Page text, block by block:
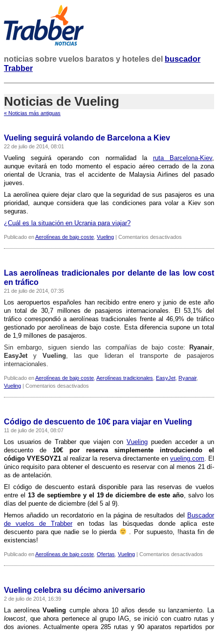
noticias sobre vuelos baratos y hoteles del
buscador
Trabber
Noticias de Vueling
« Noticias más antiguas
Vueling seguirá volando de Barcelona a Kiev
22 de julio de 2014, 08:01
Vueling seguirá operando con normalidad la ruta Barcelona-Kiev,
aunque evitará en todo momento el espacio aéreo cerrado de la zona
oriental de Ucrania, tras el accidente de Malaysia Airlines del pasado
jueves.
La aerolí­nea quiere dejar claro que la seguridad de sus pasajeros es una
prioridad, aunque considera que las condiciones para volar a Kiev son
seguras.
¿Cuál es la situación en Ucrania para viajar?
Publicado enAerolíneas de bajo coste Vueling | Comentarios desactivados
Barcelona
Las aerolí­neas tradicionales por delante de las low cost
en tráfico
21 de julio de 2014, 07:35
Los aeropuertos españoles han recibido entre enero y junio de este año
un total de 30,7 millones de pasajeros internacionales. El 53,1% del
tráfico correspondió a aerolí­neas tradicionales frente al 46,9% de tráfico
gestionado por aerolí­neas de bajo coste. Esta diferencia supone un total
de 1,9 millones de pasajeros.
Sin embargo, siguen siendo las compañí­as de bajo coste:
Ryanair,
EasyJetyVueling, las que lideran el transporte de pasajeros
internacionales.
Publicado enAerolíneas de bajo coste Aerolíneas tradicionales EasyJet Ryanair,
Vueling | Comentarios desactivados
por
de
las
low
cost
Código de descuento de 10€ para viajar en Vueling
11 de julio de 2014, 08:07
Los usuarios de Trabber que viajen conVueling pueden acceder a un
descuento de 10€ por reserva simplemente introduciendo el
código VYESOYZ1 al realizar la reserva directamente en vueling.com. El
único requisito para obtener el descuento es reservar con al menos 21 dí­
as de antelación.
El código de descuento estará disponible para las reservas de vuelos
entre el 13 de septiembre y el 19 de diciembre de este año, salvo los
dí­as del puente de diciembre (del 5 al 9).
Hemos añadido un recordatorio en la página de resultados del
Buscador
de vuelos de Trabberen todas las búsquedas donde aplica este
descuento para que nadie se lo pierda
. Por supuesto, !hasta fin de
existencias!
Publicado enAerolíneas de bajo coste Ofertas Vueling | Comentarios desactivados
viajar
en
Vueling
Vueling celebra su décimo aniversario
2 de julio de 2014, 16:39
La aerolí­neaVueling cumple ahora 10 años desde su lanzamiento. La
lowcost, que ahora pertenece al grupo IAG, se inició con cuatro rutas y
dos aviones. Actualmente opera 285 rutas y 90 aparatos repartidos por